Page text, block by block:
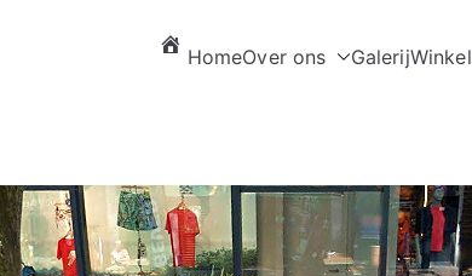
HomeOver ons GalerijWinkel